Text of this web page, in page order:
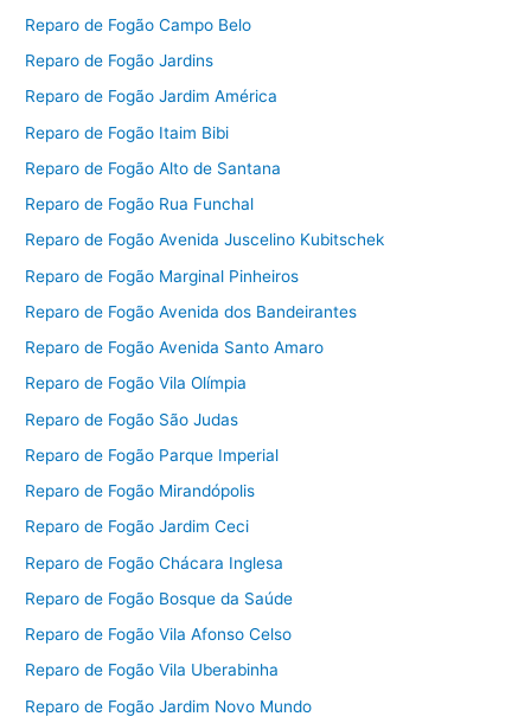
Reparo de Fogão Campo Belo
Reparo de Fogão Jardins
Reparo de Fogão Jardim América
Reparo de Fogão Itaim Bibi
Reparo de Fogão Alto de Santana
Reparo de Fogão Rua Funchal
Reparo de Fogão Avenida Juscelino Kubitschek
Reparo de Fogão Marginal Pinheiros
Reparo de Fogão Avenida dos Bandeirantes
Reparo de Fogão Avenida Santo Amaro
Reparo de Fogão Vila Olímpia
Reparo de Fogão São Judas
Reparo de Fogão Parque Imperial
Reparo de Fogão Mirandópolis
Reparo de Fogão Jardim Ceci
Reparo de Fogão Chácara Inglesa
Reparo de Fogão Bosque da Saúde
Reparo de Fogão Vila Afonso Celso
Reparo de Fogão Vila Uberabinha
Reparo de Fogão Jardim Novo Mundo